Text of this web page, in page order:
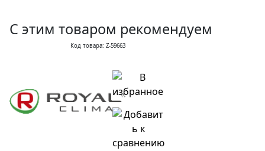
С этим товаром рекомендуем
Код товара: Z-59663